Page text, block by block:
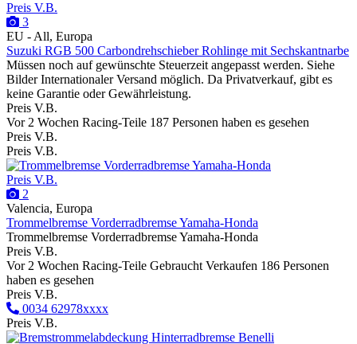
Preis V.B.
3
EU - All, Europa
Suzuki RGB 500 Carbondrehschieber Rohlinge mit Sechskantnarbe
Müssen noch auf gewünschte Steuerzeit angepasst werden. Siehe
Bilder Internationaler Versand möglich. Da Privatverkauf, gibt es
keine Garantie oder Gewährleistung.
Preis V.B.
Vor 2 Wochen Racing-Teile 187 Personen haben es gesehen
Preis V.B.
Preis V.B.
Preis V.B.
2
Valencia, Europa
Trommelbremse Vorderradbremse Yamaha-Honda
Trommelbremse Vorderradbremse Yamaha-Honda
Preis V.B.
Vor 2 Wochen Racing-Teile Gebraucht Verkaufen 186 Personen
haben es gesehen
Preis V.B.
0034 62978xxxx
Preis V.B.